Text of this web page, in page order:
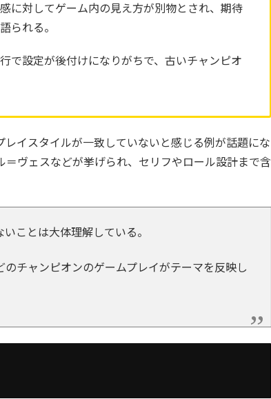
に対してゲーム内の見え方が別物とされ、期待
られる。
で設定が後付けになりがちで、古いチャンピオ
イスタイルが一致していないと感じる例が話題にな
ヴェスなどが挙げられ、セリフやロール設計まで含
ことは大体理解している。
チャンピオンのゲームプレイがテーマを反映し